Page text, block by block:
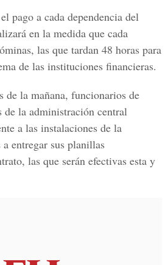
pago a cada dependencia del
en la medida que cada
las que tardan 48 horas para
de las instituciones financieras.
de la mañana, funcionarios de
de la administración central
a las instalaciones de la
entregar sus planillas
las que serán efectivas esta y